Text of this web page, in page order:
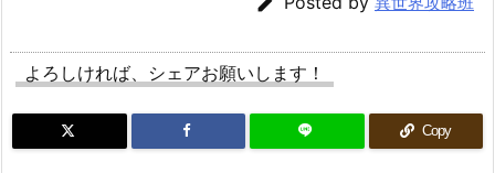
よろしければ、シェアお願いします！
Copy